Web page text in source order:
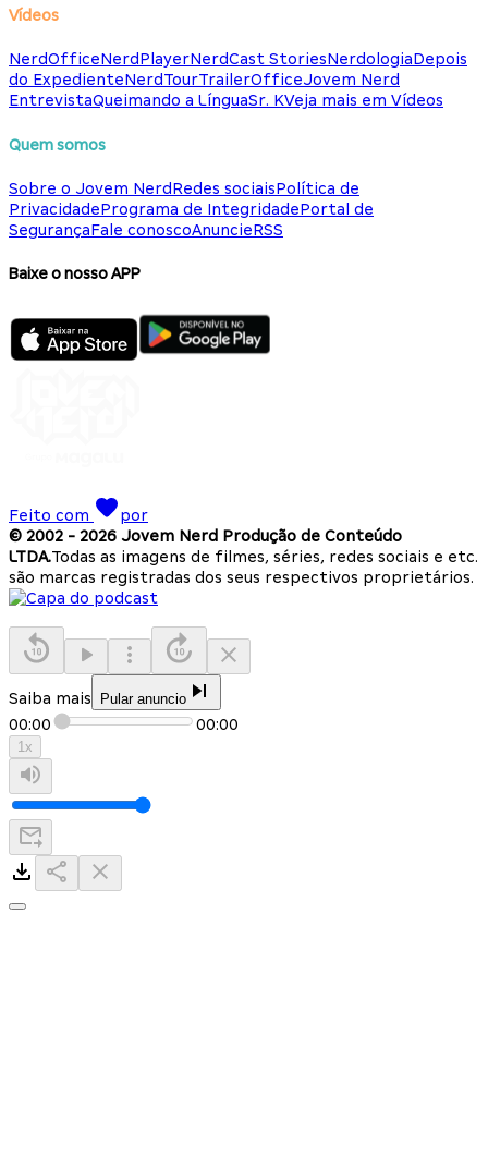
Vídeos
NerdOfficeNerdPlayerNerdCast StoriesNerdologiaDepois
do ExpedienteNerdTourTrailerOfficeJovem Nerd
EntrevistaQueimando a LínguaSr. KVeja mais em Vídeos
Quem somos
Sobre o Jovem NerdRedes sociaisPolítica de
PrivacidadePrograma de IntegridadePortal de
SegurançaFale conoscoAnuncieRSS
Baixe o nosso APP
Feito com
por
© 2002 - 2026 Jovem Nerd Produção de Conteúdo
LTDA.Todas as imagens de filmes, séries, redes sociais e etc.
são marcas registradas dos seus respectivos proprietários.
Saiba mais Pular anuncio
00:00 00:00
1x